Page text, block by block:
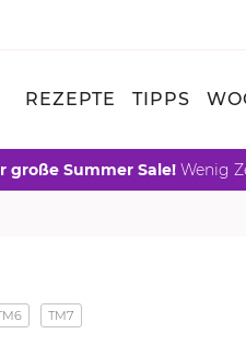
REZEPTE TIPPS
große Summer Sale! Wenig
TM7